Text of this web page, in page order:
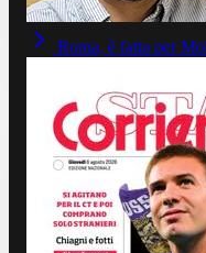
Roma, è fatta per